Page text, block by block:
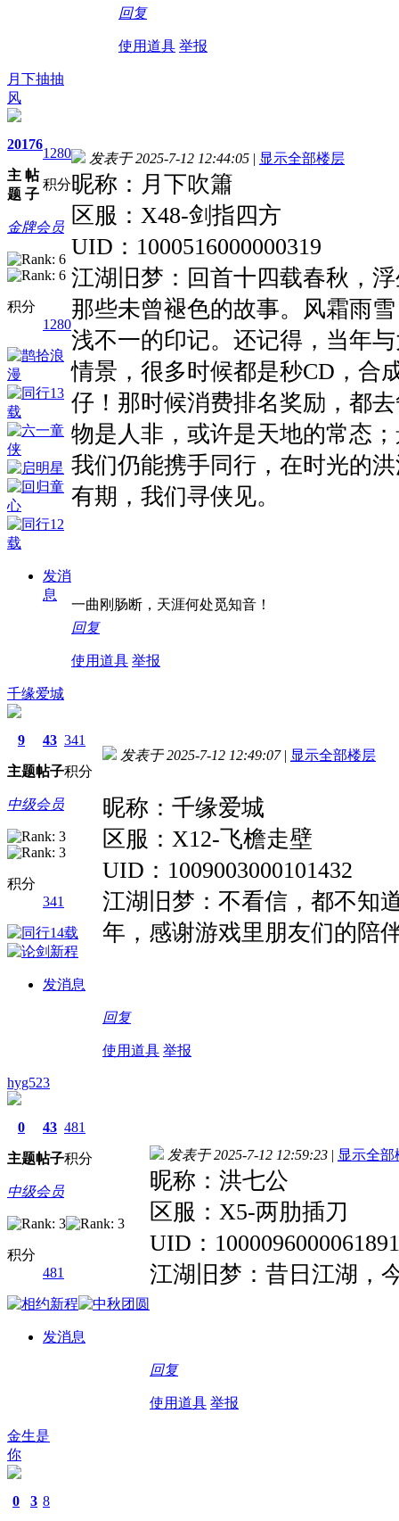
回复
使用道具 举报
月下抽抽
风
20
主
题
176
帖
子
1280
积分
金牌会员
积分
1280
发消
息
发表于 2025-7-12 12:44:05 | 显示全部楼层
昵称：月下吹簫
区服：X48-剑指四方
UID：1000516000000319
江湖旧梦：回首十四载春秋，
那些未曾褪色的故事。风霜雨
浅不一的印记。还记得，当年
情景，很多时候都是秒CD，合
仔！那时候消费排名奖励，都
物是人非，或许是天地的常态
我们仍能携手同行，在时光的
有期，我们寻侠见。
一曲刚肠断，天涯何处觅知音！
回复
使用道具 举报
千缘爱城
9
主题
43
帖子
341
积分
中级会员
积分
341
发消息
发表于 2025-7-12 12:49:07 | 显示全部楼层
昵称：千缘爱城
区服：X12-飞檐走壁
UID：1009003000101432
江湖旧梦：不看信，都不知
年，感谢游戏里朋友们的陪
回复
使用道具 举报
hyg523
0
主题
43
帖子
481
积分
中级会员
积分
481
发消息
发表于 2025-7-12 12:59:23 | 显示全部
昵称：洪七公
区服：X5-两肋插刀
UID：1000096000061891
江湖旧梦：昔日江湖，
回复
使用道具 举报
金生是
你
0 3 8